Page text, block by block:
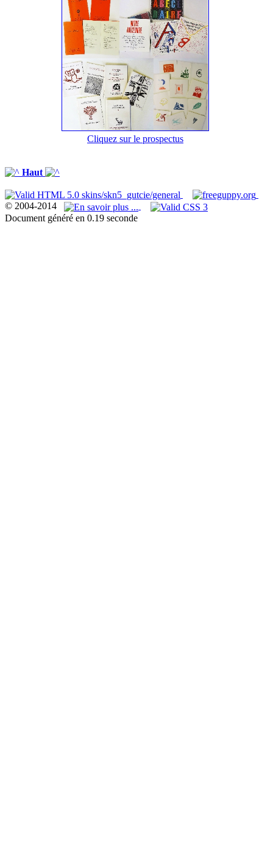
Cliquez sur le prospectus
Haut
© 2004-2014
Document généré en 0.19 seconde